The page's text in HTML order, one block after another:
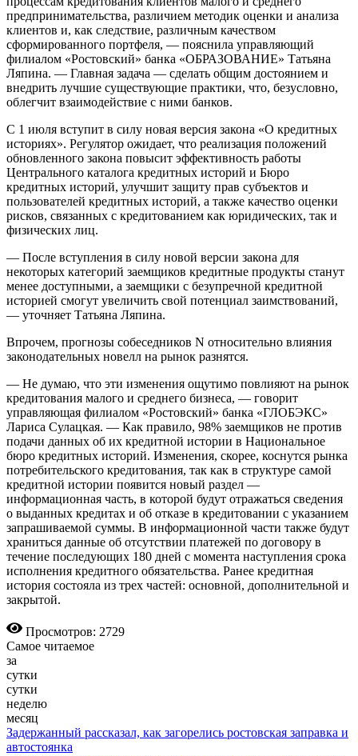
предпринимательства, различием методик оценки и анализа
клиентов и, как следствие, различным качеством
сформированного портфеля, — пояснила управляющий
филиалом «Рос­товский» банка «ОБРАЗОВАНИЕ» Татьяна
Ляпина. — Главная задача — сделать общим достоянием и
внед­рить лучшие существующие практики, что, безусловно,
облегчит взаимодействие с ними банков.
С 1 июля вступит в силу новая версия закона «О кредитных
историях». Регулятор ожидает, что реализация положений
обновленного закона повысит эффективность работы
Центрального каталога кредитных историй и Бюро
кредитных историй, улучшит защиту прав субъектов и
пользователей кредитных историй, а также качество оценки
рисков, связанных с кредитованием как юридических, так и
физических лиц.
— После вступления в силу новой версии закона для
некоторых категорий заемщиков кредитные продукты станут
менее доступными, а заемщики с безупречной кредитной
историей смогут увеличить свой потенциал заимствований,
— уточняет Татьяна Ляпина.
Впрочем, прогнозы собеседников N относительно влияния
законодательных новелл на рынок разнятся.
— Не думаю, что эти изменения ощутимо повлияют на рынок
кредитования малого и среднего бизнеса, — говорит
управляющая филиалом «Ростовский» банка «ГЛОБЭКС»
Лариса Сулацкая. — Как правило, 98% заемщиков не против
подачи данных об их кредитной истории в Национальное
бюро кредитных историй. Изменения, скорее, коснутся рынка
потребительского кредитования, так как в структуре самой
кредитной истории появится новый раздел —
информационная часть, в которой будут отражаться сведения
о выданных кредитах и об отказе в кредитовании с указанием
запрашиваемой суммы. В информационной части также будут
храниться данные об отсутствии платежей по договору в
течение последующих 180 дней с момента наступления срока
исполнения кредитного обязательства. Ранее кредитная
история состояла из трех частей: основной, дополнительной и
закрытой.
Просмотров: 2729
Самое читаемое
за
сутки
сутки
неделю
месяц
Задержанный рассказал, как загорелись ростовская заправка и
автостоянка